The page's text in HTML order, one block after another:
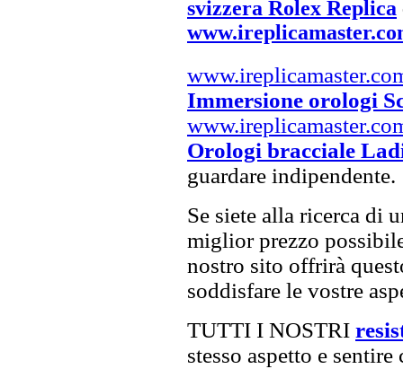
svizzera Rolex Replica
Immersione orologi
Orologi bracciale
guardare indipendente.
Se siete alla ricerca di
miglior prezzo
nostro sito offrirà
soddisfare le vostre
TUTTI I NOSTRI
stesso aspetto e